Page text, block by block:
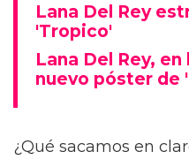
Lana Del Rey
'Tropico'
Lana Del Rey,
nuevo póster de
¿Qué sacamos en